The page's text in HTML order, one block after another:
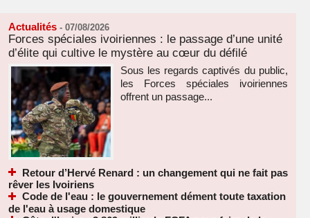
Actualités - 07/08/2026
Forces spéciales ivoiriennes : le passage d’une unité
d’élite qui cultive le mystère au cœur du défilé
Sous les regards captivés du public,
les Forces spéciales ivoiriennes
offrent un passage...
Retour d’Hervé Renard : un changement qui ne fait pas
rêver les Ivoiriens
Code de l'eau : le gouvernement dément toute taxation
de l'eau à usage domestique